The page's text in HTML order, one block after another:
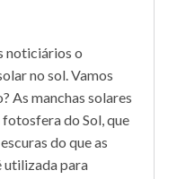
noticiários o
no sol. Vamos
As manchas solares
do Sol, que
do que as
utilizada para